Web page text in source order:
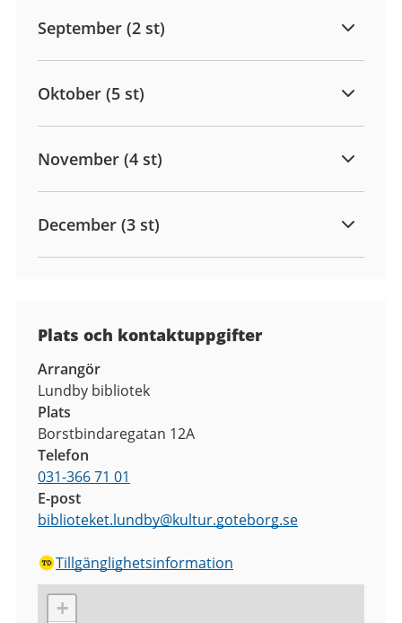
September (2 st)
Oktober (5 st)
November (4 st)
December (3 st)
Plats och kontaktuppgifter
Arrangör
Lundby bibliotek
Plats
Borstbindaregatan 12A
Telefon
031-366 71 01
E-post
biblioteket.lundby@kultur.goteborg.se
Tillgänglighetsinformation
+